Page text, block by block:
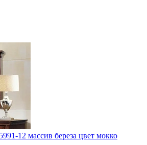
12 массив береза цвет мокко